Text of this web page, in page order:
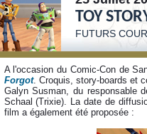
TOY
FUTURS
A l'occasion du Comic-Con de
Forgot. Croquis, story-boards et
Galyn Susman, du responsable
Schaal (Trixie). La date de
film a également été proposée :